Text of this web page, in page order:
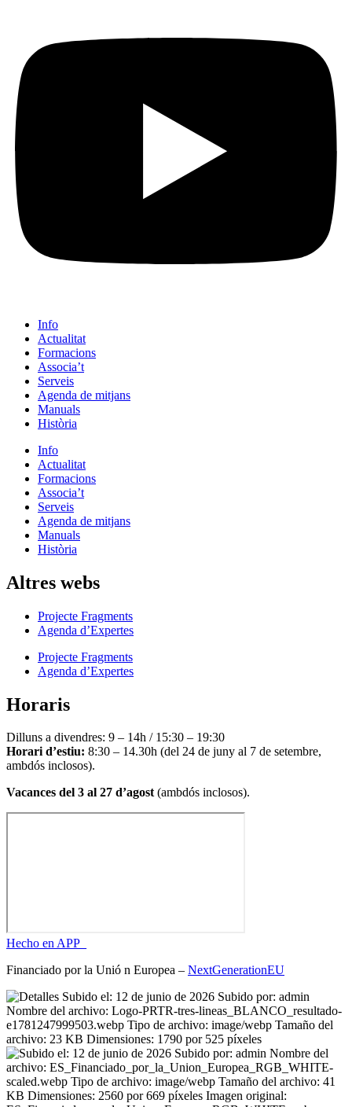
Info
Actualitat
Formacions
Associa’t
Serveis
Agenda de mitjans
Manuals
Història
Info
Actualitat
Formacions
Associa’t
Serveis
Agenda de mitjans
Manuals
Història
Altres webs
Projecte Fragments
Agenda d’Expertes
Projecte Fragments
Agenda d’Expertes
Horaris
Dilluns a divendres: 9 – 14h / 15:30 – 19:30
Horari d’estiu: 8:30 – 14.30h (del 24 de juny al 7 de setembre,
ambdós inclosos).
Vacances del 3 al 27 d’agost(ambdós inclosos).
Hecho en APP_
Financiado por la Unió n Europea – NextGenerationEU